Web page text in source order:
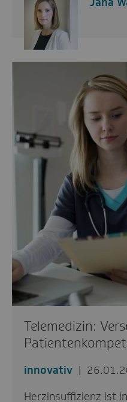
Telemedizin:
innovativ
Herzinsuffizienz ist